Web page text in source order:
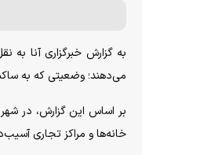
به گزارش خبرگزاری آنا به
می‌دهند؛ وضعیتی که به
بر اساس این گزارش، در
خانه‌ها و مراکز تجاری